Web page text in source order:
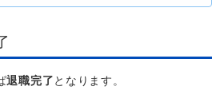
退職完了 となります。